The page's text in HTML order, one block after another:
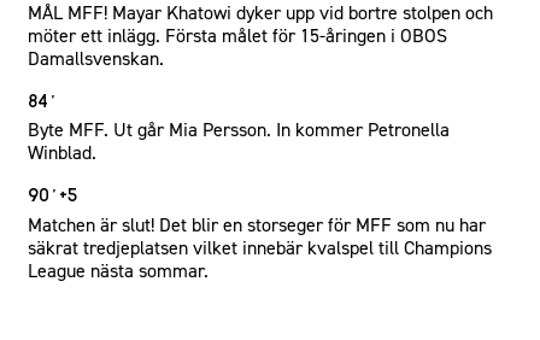
MÅL MFF! Mayar Khatowi dyker upp vid bortre stolpen och
möter ett inlägg. Första målet för 15-åringen i OBOS
Damallsvenskan.
84´
Byte MFF. Ut går Mia Persson. In kommer Petronella
Winblad.
90´+5
Matchen är slut! Det blir en storseger för MFF som nu har
säkrat tredjeplatsen vilket innebär kvalspel till Champions
League nästa sommar.